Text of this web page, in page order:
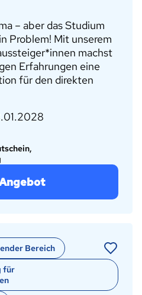
– aber das Studium
Problem! Mit unserem
machst
Erfahrungen eine
für den direkten
Bereich
für